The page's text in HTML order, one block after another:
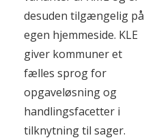
desuden tilgængelig på
egen hjemmeside. KLE
giver kommuner et
fælles sprog for
opgaveløsning og
handlingsfacetter i
tilknytning til sager.